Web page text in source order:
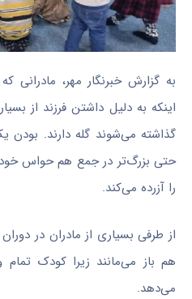
به گزارش خبرنگار مهر، مادرانی
اینکه به دلیل داشتن فرزند از
گذاشته می‌شوند گله دارند. بودن
حتی بزرگ‌تر در جمع هم حواس
را آزرده می‌کند.
از طرفی بسیاری از مادران در
هم باز می‌مانند زیرا کودک
می‌دهد.